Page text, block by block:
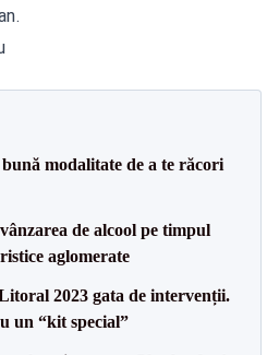
bună modalitate de a te răcori
de alcool pe timpul
aglomerate
2023 gata de intervenții.
un “kit special”